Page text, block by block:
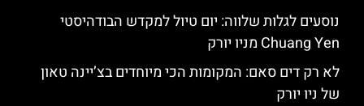
נוסעים לגלות שלווה: יום טיול למקדש הבודהיסטי
Chuang Yen מניו יורק
לא רק דים סאם: המקומות הכי מיוחדים בצ’יינה טאון
של ניו יורק